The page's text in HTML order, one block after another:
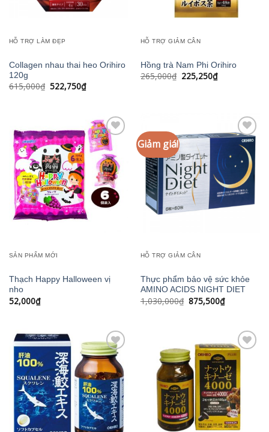
HỖ TRỢ LÀM ĐẸP
Collagen nhau thai heo Orihiro
120g
615,000₫ Giá
gốc
522,750₫Giá
hiện
522,750₫.
HỖ TRỢ GIẢM CÂN
Hồng trà Nam Phi Orihiro
265,000₫ Giá
gốc
225,250₫Giá
hiện
Add to
wishlist
SẢN PHẨM MỚI
Thạch Happy Halloween vị
nho
52,000₫
Giảm giá!
Add to
wishlist
HỖ TRỢ GIẢM CÂN
Thực phẩm bảo vệ sức khỏe
AMINO ACIDS NIGHT DIET
1,030,000₫ Giá
gốc
875,500₫Giá
hiện
875,500₫.
Add to
wishlist
Add to
wishlist